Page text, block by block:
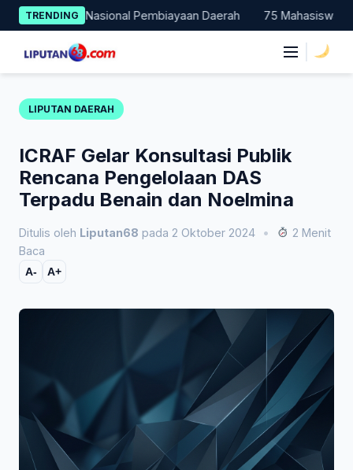
Skip
to
content
TRENDING
Nasional Pembiayaan Daerah 75 Mahasiswa Fakultas
LIPUTAN DAERAH
ICRAF Gelar Konsultasi Publik
Rencana Pengelolaan DAS
Terpadu Benain dan Noelmina
Ditulis oleh Liputan68 pada 2 Oktober 2024 •
2 Menit
Baca
A- A+